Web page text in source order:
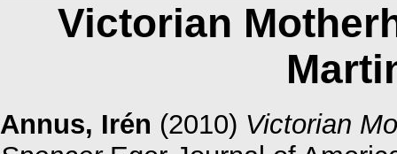
Victorian
Annus, Irén (2010) Victorian